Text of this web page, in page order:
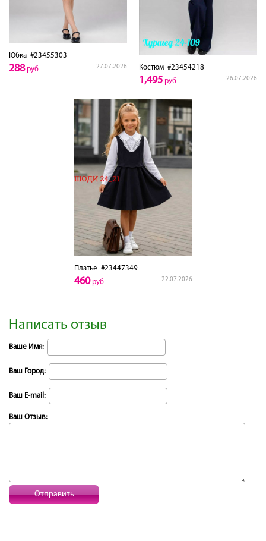
Юбка #23455303
27.07.2026
288руб Костюм #23454218
26.07.2026
1,495 руб
Платье #23447349
22.07.2026
460руб
Написать отзыв
Ваше Имя:
Ваш Город:
Ваш E-mail:
Ваш Отзыв:
Отправить